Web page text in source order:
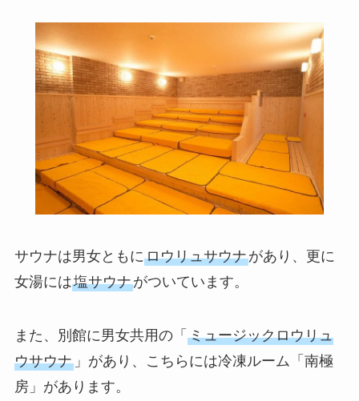
サウナは男女ともにロウリュサウナがあり、更に
女湯には塩サウナがついています。
また、別館に男女共用の「 ミュージックロウリュ
ウサウナ」があり、こちらには冷凍ルーム「南極
房」があります。